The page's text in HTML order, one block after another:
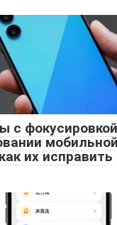
с
их исправить